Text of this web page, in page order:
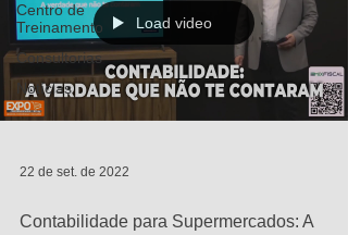
Centro de
Treinamento
Consultorias
Notícias
Load video
22 de set. de 2022
Contabilidade para Supermercados: A